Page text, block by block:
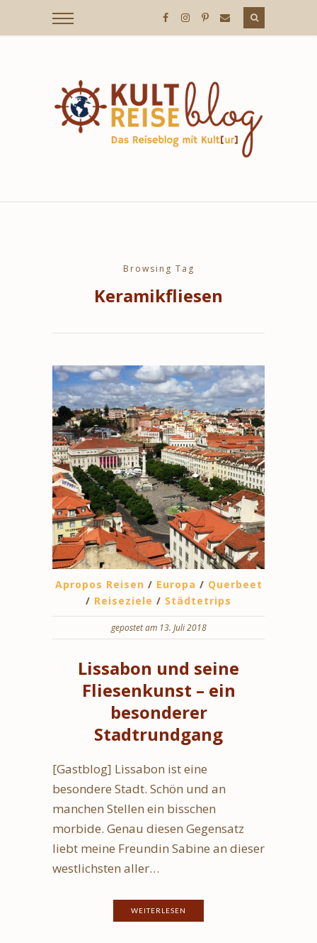
/
KULT[UR]
Browsing Tag
Keramikfliesen
Apropos Reisen / Europa / Querbeet
/ Reiseziele / Städtetrips
gepostet am 13. Juli 2018
Lissabon und seine
Fliesenkunst – ein
besonderer
Stadtrundgang
[Gastblog] Lissabon ist eine
besondere Stadt. Schön und an
manchen Stellen ein bisschen
morbide. Genau diesen Gegensatz
liebt meine Freundin Sabine an dieser
westlichsten aller…
WEITERLESEN